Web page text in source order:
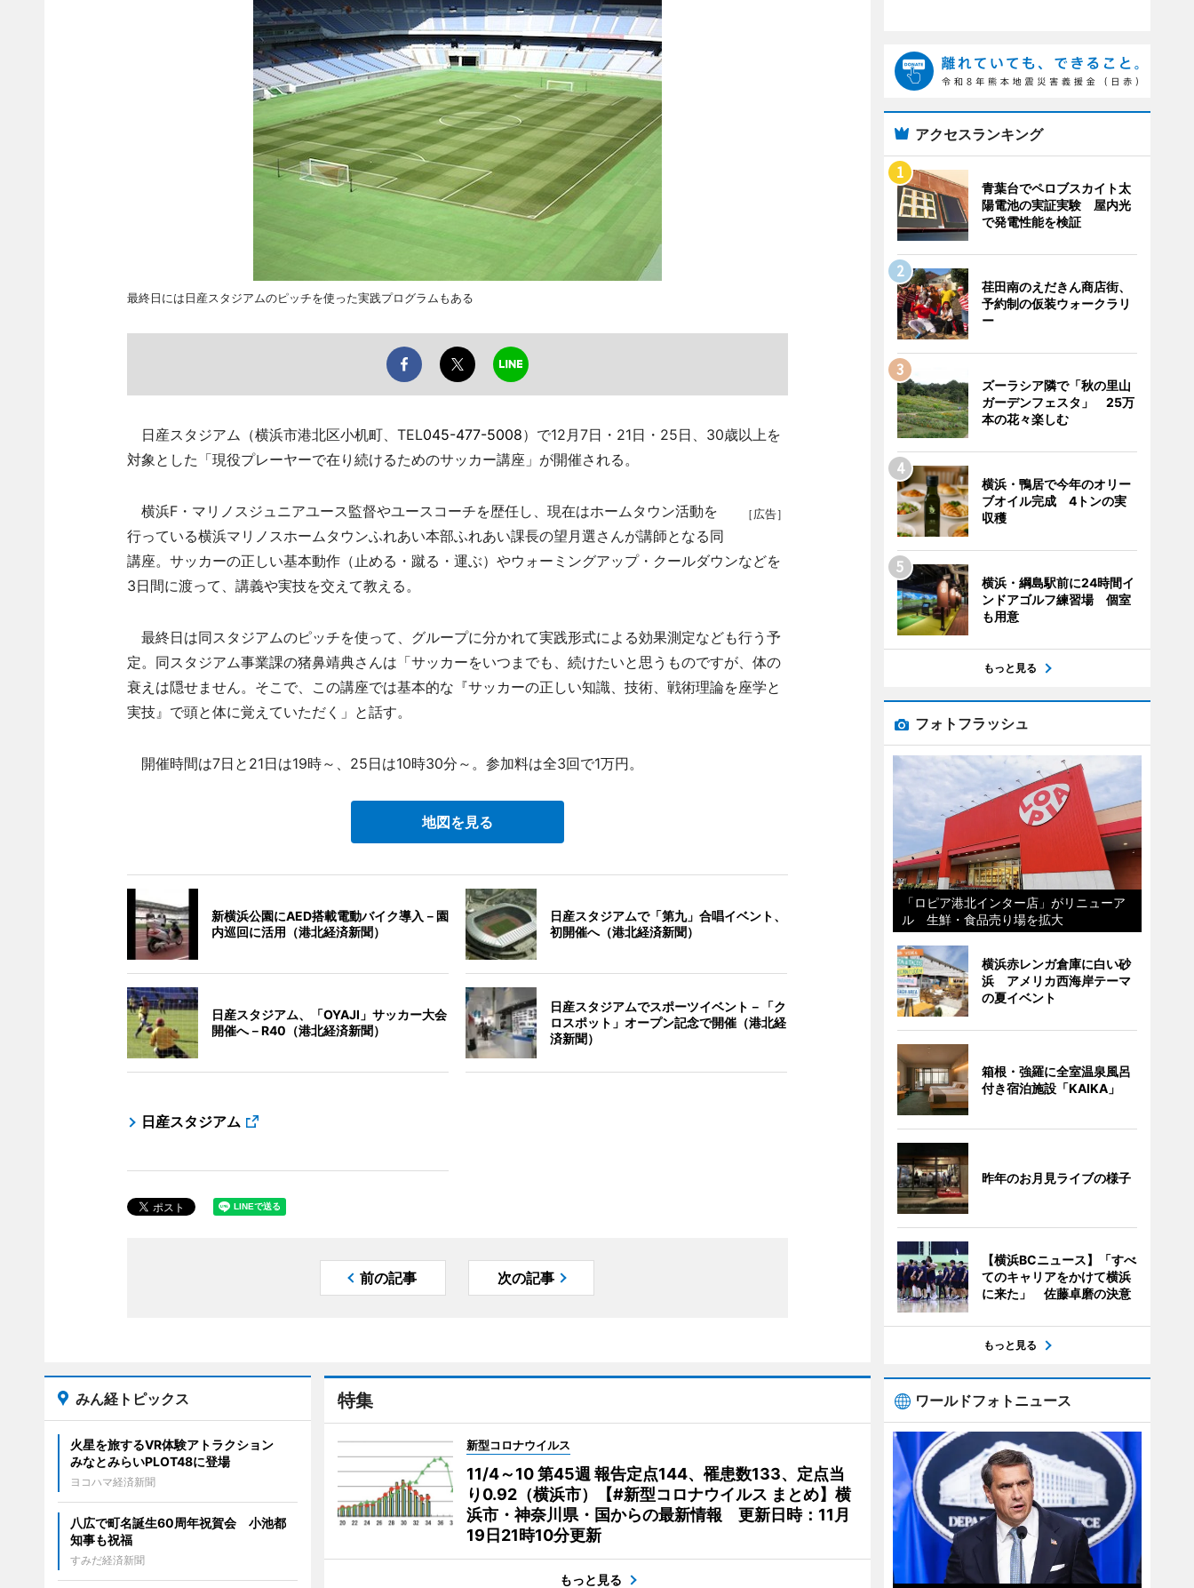
最終日には日産スタジアムのピッチを使った実践プログラムもある
日産スタジアム（横浜市港北区小机町、TEL045-477-5008）で12月7日・21日・25日、30歳以上を
対象とした「現役プレーヤーで在り続けるためのサッカー講座」が開催される。
［広告］
横浜F・マリノスジュニアユース監督やユースコーチを歴任し、現在はホームタウン活動を
行っている横浜マリノスホームタウンふれあい本部ふれあい課長の望月選さんが講師となる同
講座。サッカーの正しい基本動作（止める・蹴る・運ぶ）やウォーミングアップ・クールダウンなどを
3日間に渡って、講義や実技を交えて教える。
最終日は同スタジアムのピッチを使って、グループに分かれて実践形式による効果測定なども行う予
定。同スタジアム事業課の猪鼻靖典さんは「サッカーをいつまでも、続けたいと思うものですが、体の
衰えは隠せません。そこで、この講座では基本的な『サッカーの正しい知識、技術、戦術理論を座学と
実技』で頭と体に覚えていただく」と話す。
開催時間は7日と21日は19時～、25日は10時30分～。参加料は全3回で1万円。
地図を見る
新横浜公園にAED搭載電動バイク導入－園
内巡回に活用（港北経済新聞）
日産スタジアムで「第九」合唱イベント、
初開催へ（港北経済新聞）
日産スタジアム、「OYAJI」サッカー大会
開催へ－R40（港北経済新聞）
日産スタジアムでスポーツイベント－「ク
ロスポット」オープン記念で開催（港北経
済新聞）
日産スタジアム
前の記事 次の記事
特集
新型コロナウイルス
11/4～10 第45週 報告定点144、罹患数133、定点当
り0.92（横浜市）【#新型コロナウイルス まとめ】横
浜市・神奈川県・国からの最新情報 更新日時：11月
19日21時10分更新
もっと見る
みん経トピックス
火星を旅するVR体験アトラクション
みなとみらいPLOT48に登場
ヨコハマ経済新聞
八広で町名誕生60周年祝賀会 小池都
知事も祝福
すみだ経済新聞
アクセスランキング
青葉台でペロブスカイト太
陽電池の実証実験 屋内光
で発電性能を検証
荏田南のえだきん商店街、
予約制の仮装ウォークラリ
ー
ズーラシア隣で「秋の里山
ガーデンフェスタ」 25万
本の花々楽しむ
横浜・鴨居で今年のオリー
ブオイル完成 4トンの実
収穫
横浜・綱島駅前に24時間イ
ンドアゴルフ練習場 個室
も用意
もっと見る
フォトフラッシュ
「ロピア港北インター店」がリニューア
ル 生鮮・食品売り場を拡大
横浜赤レンガ倉庫に白い砂
浜 アメリカ西海岸テーマ
の夏イベント
箱根・強羅に全室温泉風呂
付き宿泊施設「KAIKA」
昨年のお月見ライブの様子
【横浜BCニュース】「すべ
てのキャリアをかけて横浜
に来た」 佐藤卓磨の決意
もっと見る
ワールドフォトニュース